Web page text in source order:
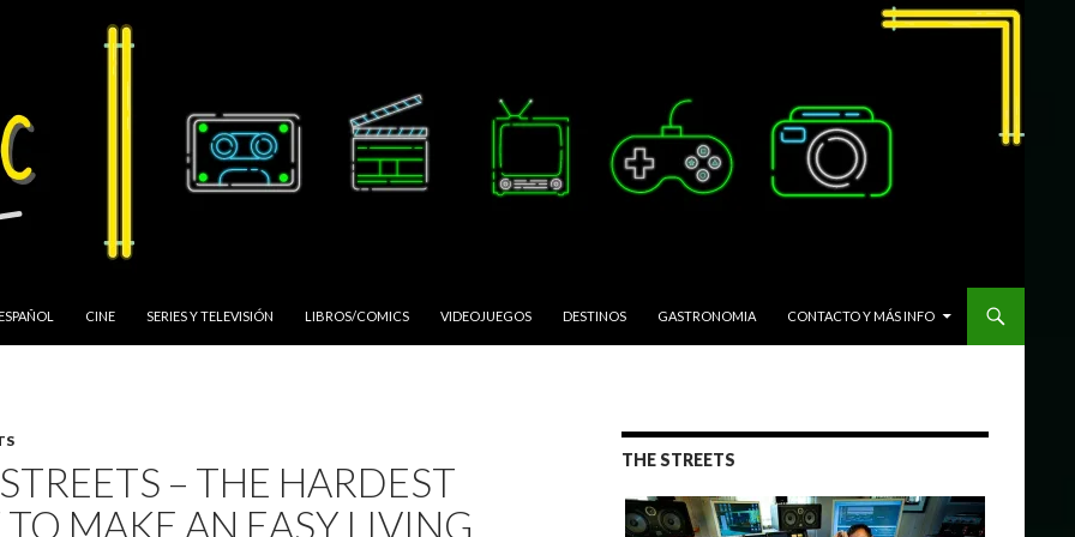
CINE SERIES Y TELEVISIÓN LIBROS/COMICS VIDEOJUEGOS DESTINOS GASTRONOMIA CONTACTO Y MÁS INFO
– THE HARDEST
MAKE AN EASY LIVING
THE STREETS